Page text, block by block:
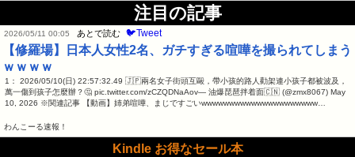
注目の記事
2026/05/11 00:05 あとで読む 🐦Tweet
【修羅場】日本人女性2名、ガチすぎる喧嘩を撮られてしまう
ｗｗｗｗ
1： 2026/05/10(日) 22:57:32.49 🇯🇵兩名女子街頭互毆，帶小孩的路人勸架連小孩子都被波及，
萬一傷到孩子怎麼辦？🤔 pic.twitter.com/zCZQDNaAov— 油爆琵琶拌着面🇨🇳 (@zmx8067) May
10, 2026 ※関連記事 【動画】姉弟喧嘩、まじですごいwwwwwwwwwwwwwwwwwwwww…
わんこーる速報！
Kindle お得なセール本